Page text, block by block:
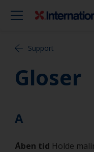
Support
Gloser
A
Åben tid Holde